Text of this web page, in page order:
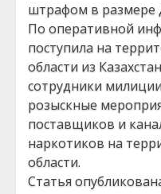
штрафом в размере
По оперативной
поступила на
области из
сотрудники
розыскные
поставщиков и
наркотиков на
области.
Статья